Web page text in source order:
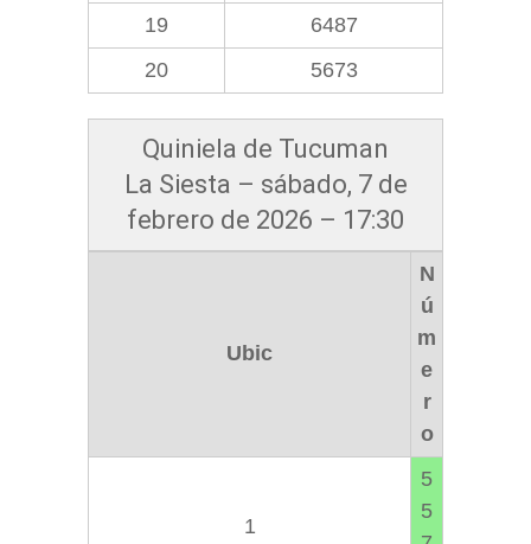
19
6487
20
5673
Quiniela de Tucuman
La Siesta – sábado, 7 de
febrero de 2026 – 17:30
Ubic
N
ú
m
e
r
o
1
5
5